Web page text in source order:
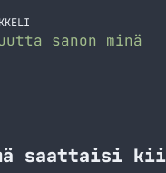
sanon minä
saattaisi